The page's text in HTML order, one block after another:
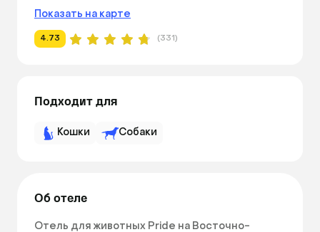
Показать на карте
4.73 (331)
Подходит для
Кошки Собаки
Об отеле
Отель для животных Pride на Восточно-